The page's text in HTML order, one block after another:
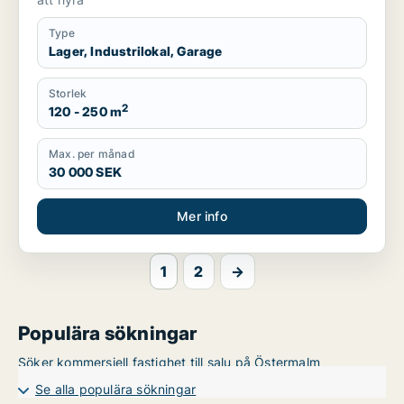
Type
Lager, Industrilokal, Garage
Storlek
120 - 250 m2
Max. per månad
30 000 SEK
Mer info
1 2 →
Populära sökningar
Söker kommersiell fastighet till salu på Östermalm
Se alla populära sökningar